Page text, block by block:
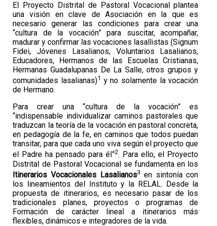
El Proyecto Distrital de Pastoral Vocacional plantea
una visión en clave de Asociación en la que es
necesario generar las condiciones para crear una
“cultura de la vocación” para suscitar, acompañar,
madurar y confirmar las vocaciones lasallistas (Signum
Fidei, Jóvenes Lasalianos, Voluntarios Lasalianos,
Educadores, Hermanos de las Escuelas Cristianas,
Hermanas Guadalupanas De La Salle, otros grupos y
comunidades lasalianas)1 y no solamente la vocación
de Hermano.
Para crear una “cultura de la vocación” es
“indispensable individualizar caminos pastorales que
traduzcan la teoría de la vocación en pastoral concreta,
en pedagogía de la fe, en caminos que todos puedan
transitar, para que cada uno viva según el proyecto que
el Padre ha pensado para él”2. Para ello, el Proyecto
Distrital de Pastoral Vocacional se fundamenta en los
Itinerarios Vocacionales Lasalianos3 en sintonía con
los lineamientos del Instituto y la RELAL. Desde la
propuesta de itinerarios, es necesario pasar de los
tradicionales planes, proyectos o programas de
Formación de carácter lineal a itinerarios más
flexibles, dinámicos e integradores de la vida.